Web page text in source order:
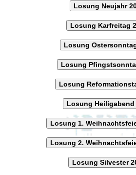
Losung Neujahr
Losung Karfreitag
Losung
Losung
Losung
Losung Heiligabend
Losung 1.
Losung 2.
Losung Silvester